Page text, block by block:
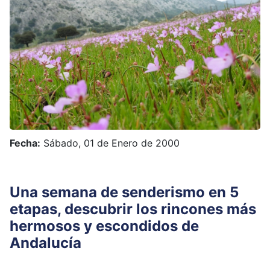
Fecha: Sábado, 01 de Enero de 2000
Una semana de senderismo en 5
etapas, descubrir los rincones más
hermosos y escondidos de
Andalucía